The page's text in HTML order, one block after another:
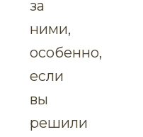
за
ними,
особенно,
если
вы
решили